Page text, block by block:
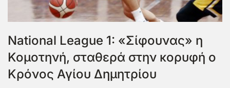
National League 1: «Σίφουνας» η
Κομοτηνή, σταθερά στην κορυφή ο
Κρόνος Αγίου Δημητρίου